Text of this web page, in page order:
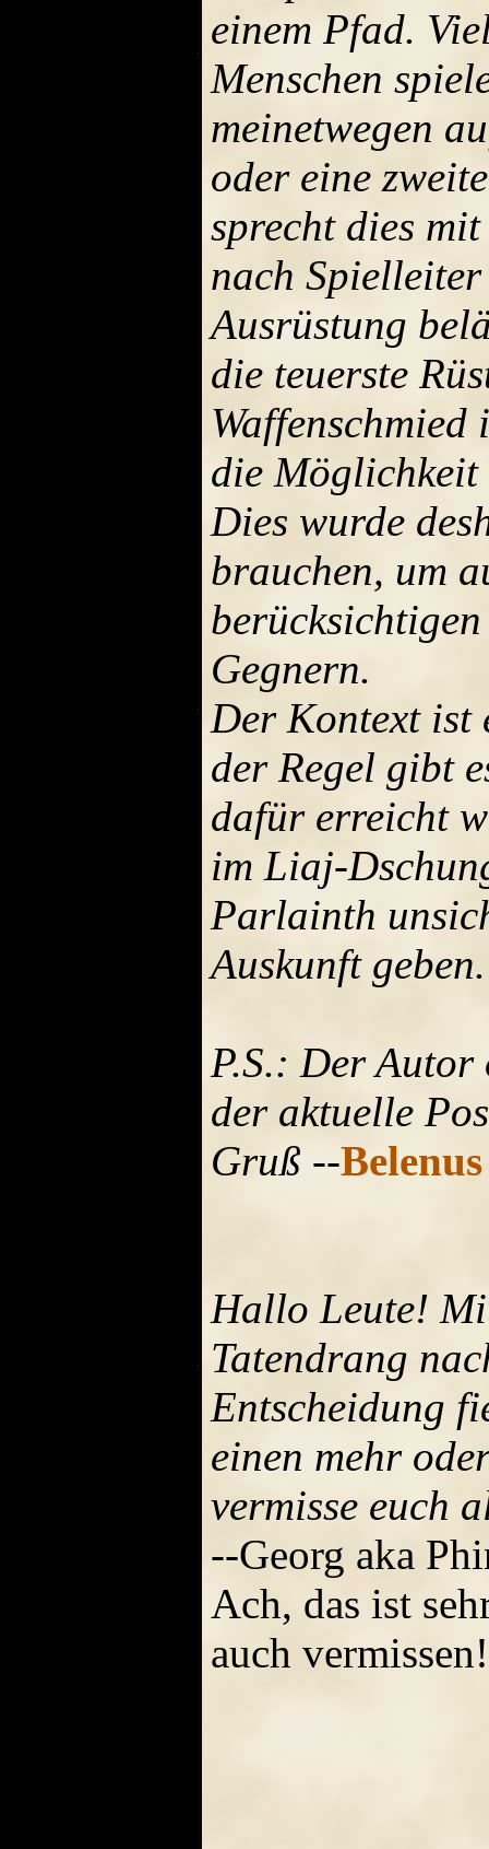
einem Pfad.
Menschen
meinetwegen
oder eine
sprecht dies
nach
Ausrüstung
die teuerste
die Möglichkeit
Dies wurde
brauchen, um
Gegnern.
Der Kontext ist
der Regel gibt
dafür erreicht
im Liaj-
Parlainth
Auskunft geben.
P.S.: Der
der aktuelle
Gruß --Belenus
Hallo Leute!
Tatendrang
Entscheidung
einen mehr
vermisse euch
--Georg aka
Ach, das ist
auch